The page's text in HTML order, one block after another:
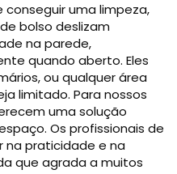
conseguir uma limpeza,
bolso deslizam
na parede,
quando aberto. Eles
ou qualquer área
limitado. Para nossos
uma solução
Os profissionais de
na praticidade e na
que agrada a muitos